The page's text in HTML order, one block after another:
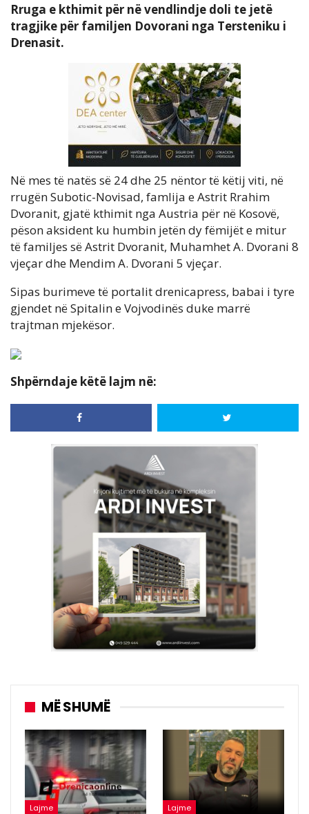
Rruga e kthimit për në vendlindje doli te jetë
tragjike për familjen Dovorani nga Tersteniku i
Drenasit.
Në mes të natës së 24 dhe 25 nëntor të këtij viti, në
rrugën Subotic-Novisad, famlija e Astrit Rrahim
Dvoranit, gjatë kthimit nga Austria për në Kosovë,
pëson aksident ku humbin jetën dy fëmijët e mitur
të familjes së Astrit Dvoranit, Muhamhet A. Dvorani 8
vjeçar dhe Mendim A. Dvorani 5 vjeçar.
Sipas burimeve të portalit drenicapress, babai i tyre
gjendet në Spitalin e Vojvodinës duke marrë
trajtman mjekësor.
Shpërndaje këtë lajm në:
MË SHUMË
Lajme Lajme